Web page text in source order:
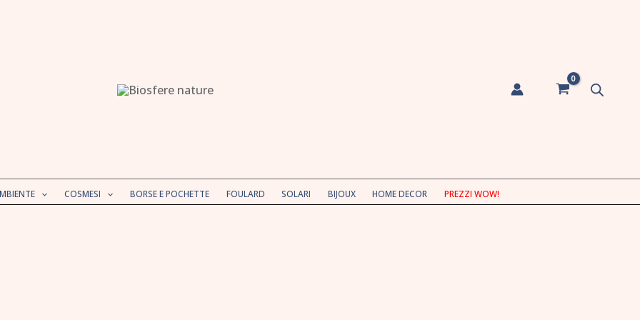
COSMESI BORSE E POCHETTE FOULARD SOLARI BIJOUX HOME DECOR PREZZI WOW!